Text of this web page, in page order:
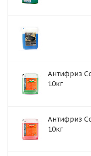
Антифриз
10кг
Антифриз
10кг